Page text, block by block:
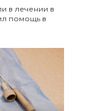
в лечении в
помощь в